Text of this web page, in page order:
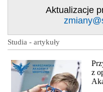
Aktualizacje
Studia - artykuły
z